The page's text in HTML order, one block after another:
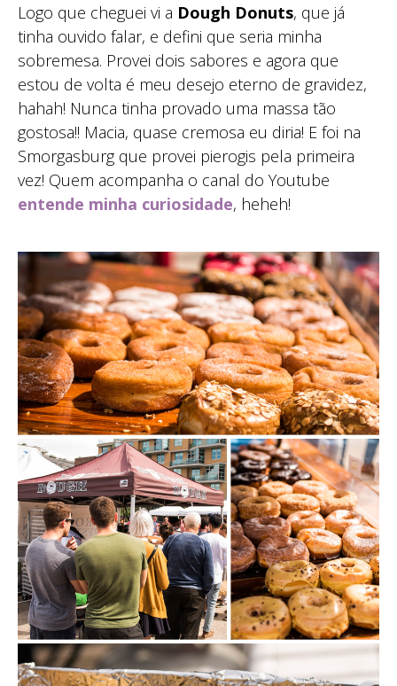
Logo que cheguei vi a Dough Donuts, que já
tinha ouvido falar, e defini que seria minha
sobremesa. Provei dois sabores e agora que
estou de volta é meu desejo eterno de gravidez,
hahah! Nunca tinha provado uma massa tão
gostosa!! Macia, quase cremosa eu diria! E foi na
Smorgasburg que provei pierogis pela primeira
vez! Quem acompanha o canal do Youtube
entende minha curiosidade, heheh!